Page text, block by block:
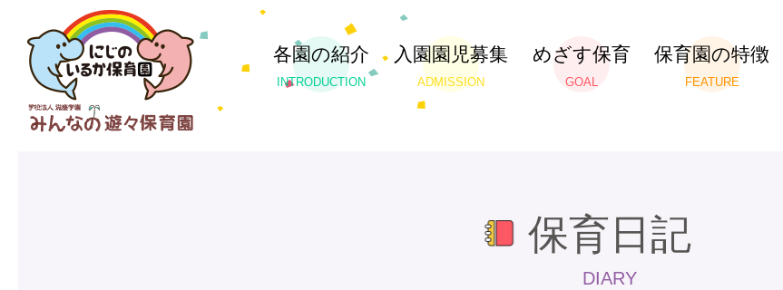
各園の紹介
INTRODUCTION
入園園児募集
ADMISSION
めざす保育
GOAL
保育園の特徴
FEATURE
保育日記
DIARY